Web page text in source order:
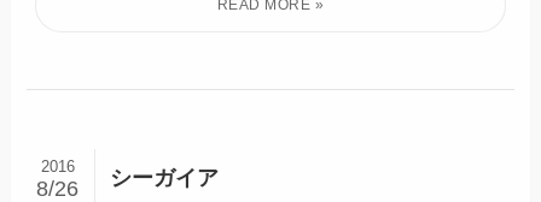
シーガイア
2016
8/26